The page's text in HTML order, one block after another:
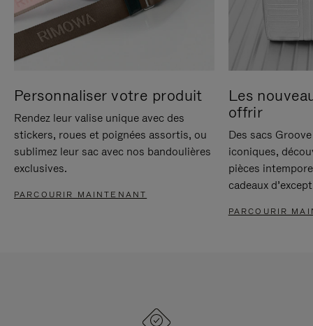
Personnaliser votre produit
Rendez leur valise unique avec des
stickers, roues et poignées assortis, ou
sublimez leur sac avec nos bandoulières
exclusives.
PARCOURIR MAINTENANT
Les
offrir
Des sacs
iconiques,
pièces
cadeaux
PARCOURIR